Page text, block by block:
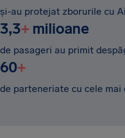
și-au protejat zborurile cu
3,3+ milioane
de pasageri au primit
60+
de parteneriate cu cele mai